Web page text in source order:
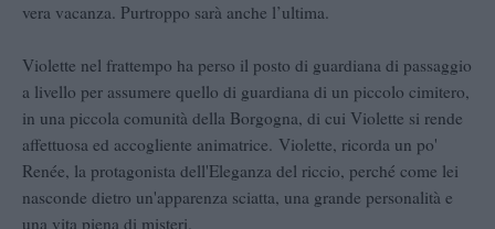
vera vacanza. Purtroppo sarà anche l’ultima.
Violette nel frattempo ha perso il posto di guardiana di passaggio
a livello per assumere quello di guardiana di un piccolo cimitero,
in una piccola comunità della Borgogna, di cui Violette si rende
affettuosa ed accogliente animatrice. Violette, ricorda un po'
Renée, la protagonista dell'Eleganza del riccio, perché come lei
nasconde dietro un'apparenza sciatta, una grande personalità e
una vita piena di misteri.